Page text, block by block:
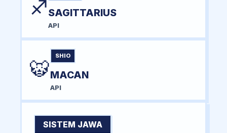
♐SAGITTARIUS
API
🐯
SHIO
MACAN
API
SISTEM JAWA